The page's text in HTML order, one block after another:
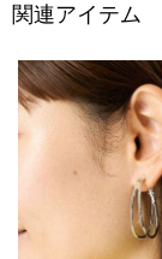
関連アイテム